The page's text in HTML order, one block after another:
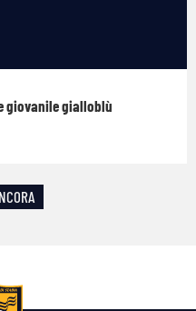
giovanile gialloblù